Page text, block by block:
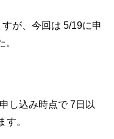
が、今回は 5/19に申
し込み時点で 7日以
す。